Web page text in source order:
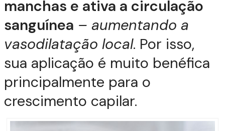
manchas e ativa a circulação
sanguínea – aumentando a
vasodilatação local. Por isso,
sua aplicação é muito benéfica
principalmente para o
crescimento capilar.